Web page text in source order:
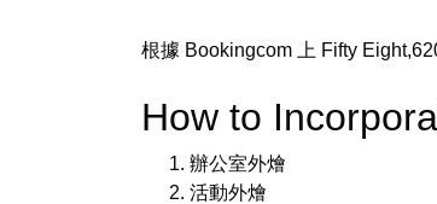
根據 Bookingcom 上 Fifty
How to
辦公室外燴
活動外燴